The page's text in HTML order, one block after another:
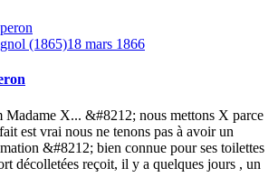
(1865)18 mars 1866
X... &#8212; nous mettons X parce
est vrai nous ne tenons pas à avoir un
&#8212; bien connue pour ses toilettes
décolletées reçoit, il y a quelques jours , un